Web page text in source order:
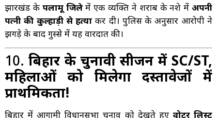
झारखंड के पलामू जिलेमें एक व्यक्ति ने शराब के नशे मेंअपनी
पत्नी की कुल्हाड़ी से हत्या कर दी। पुलिस के अनुसार आरोपी ने
झगड़े के बाद गुस्से में यह वारदात की।
10. बिहार के चुनावी सीजन में SC/ST,
महिलाओं को मिलेगा दस्तावेजों में
प्राथमिकता!
बिहार में आगामी विधानसभा चुनाव को देखते हुए वोटर लिस्ट